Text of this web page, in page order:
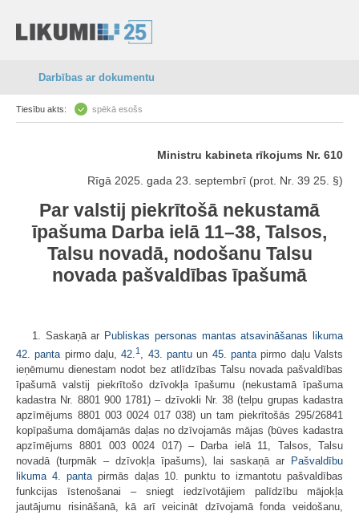
Darbības ar dokumentu
Tiesību akts: spēkā esošs
Ministru kabineta rīkojums Nr. 610
Rīgā 2025. gada 23. septembrī (prot. Nr. 39 25. §)
Par valstij piekrītošā nekustamā
īpašuma Darba ielā 11–38, Talsos,
Talsu novadā, nodošanu Talsu
novada pašvaldības īpašumā
1. Saskaņā ar Publiskas personas mantas atsavināšanas likuma
42. pantapirmo daļu,42.1 , 43. pantu un 45. pantapirmo daļu Valsts
ieņēmumu dienestam nodot bez atlīdzības Talsu novada pašvaldības
īpašumā valstij piekrītošo dzīvokļa īpašumu (nekustamā īpašuma
kadastra Nr. 8801 900 1781) – dzīvokli Nr. 38 (telpu grupas kadastra
apzīmējums 8801 003 0024 017 038) un tam piekrītošās 295/26841
kopīpašuma domājamās daļas no dzīvojamās mājas (būves kadastra
apzīmējums 8801 003 0024 017) – Darba ielā 11, Talsos, Talsu
novadā (turpmāk – dzīvokļa īpašums), lai saskaņā ar
Pašvaldību
likuma 4. pantapirmās daļas 10. punktu to izmantotu pašvaldības
funkcijas īstenošanai – sniegt iedzīvotājiem palīdzību mājokļa
jautājumu risināšanā, kā arī veicināt dzīvojamā fonda veidošanu,